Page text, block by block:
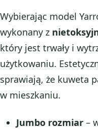
Wybierając model
wykonany z
który jest trwały i
użytkowaniu.
sprawiają, że kuweta
w mieszkaniu.
Jumbo rozmiar–